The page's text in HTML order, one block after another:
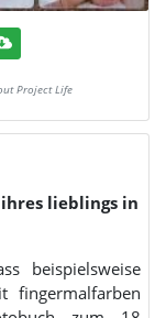
Project Life
lieblings in
beispielsweise